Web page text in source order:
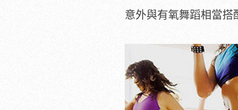
意外與有氧舞蹈相當搭